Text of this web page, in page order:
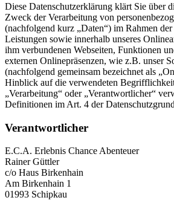
Diese Datenschutzerklärung klärt Sie über
Zweck der Verarbeitung von
(nachfolgend kurz „Daten“) im Rahmen
Leistungen sowie innerhalb unseres
ihm verbundenen Webseiten, Funktionen
externen Onlinepräsenzen, wie z.B. unser
(nachfolgend gemeinsam bezeichnet als
Hinblick auf die verwendeten
„Verarbeitung“ oder „Verantwortlicher“
Definitionen im Art. 4 der
Verantwortlicher
E.C.A. Erlebnis Chance Abenteuer
Rainer Güttler
c/o Haus Birkenhain
Am Birkenhain 1
01993 Schipkau